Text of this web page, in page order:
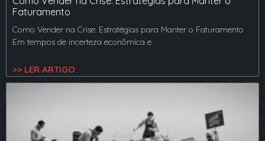
Faturamento
Como Vender na Crise: Estratégias para Manter o Faturamento
Em tempos de incerteza econômica e
>> LER ARTIGO